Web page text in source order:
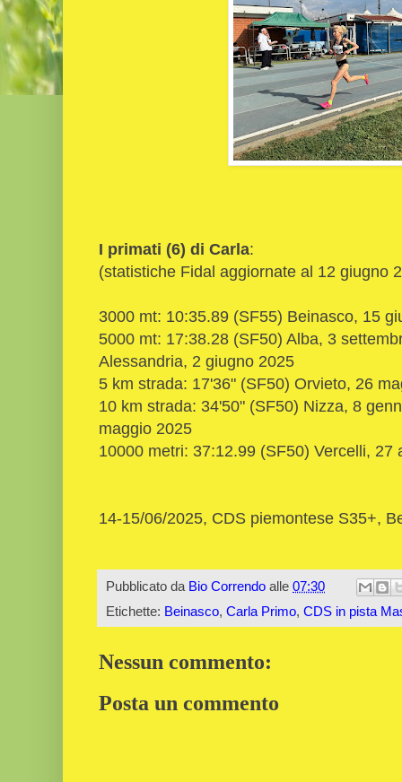
I primati (6) di Carla:
(statistiche Fidal aggiornate al 12 giugno
3000 mt: 10:35.89 (SF55) Beinasco, 15
5000 mt: 17:38.28 (SF50) Alba, 3
Alessandria, 2 giugno 2025
5 km strada: 17'36" (SF50) Orvieto, 26
10 km strada: 34'50" (SF50) Nizza, 8
maggio 2025
10000 metri: 37:12.99 (SF50) Vercelli, 27
14-15/06/2025, CDS piemontese S35+,
Pubblicato da Bio Correndo alle 07:30
Etichette: Beinasco, Carla Primo, CDS in pista
Nessun commento:
Posta un commento